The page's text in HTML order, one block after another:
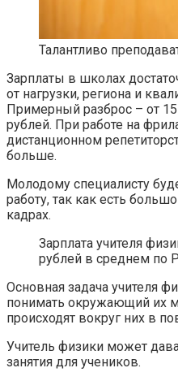
Талантливо
Зарплаты в школах
от нагрузки, региона и
Примерный разброс – от
рублей. При работе на
дистанционном
больше.
Молодому специалисту
работу, так как есть
кадрах.
Зарплата учителя
рублей в среднем по
Основная задача учителя
понимать окружающий их
происходят вокруг них в
Учитель физики может
занятия для учеников.